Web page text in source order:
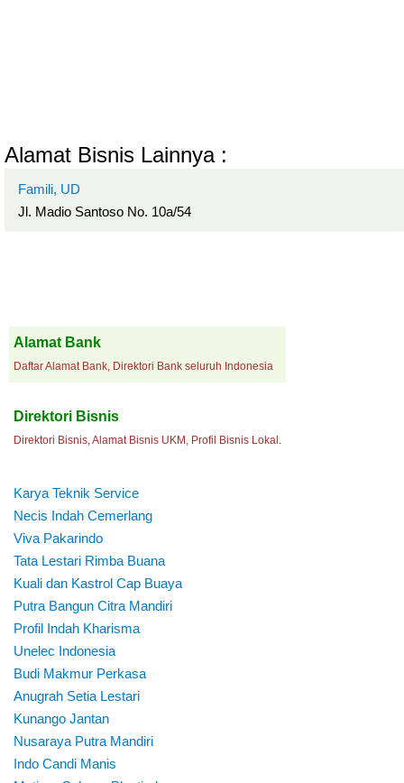
Alamat Bisnis Lainnya :
Famili, UD
Jl. Madio Santoso No. 10a/54
Alamat Bank
Daftar Alamat Bank, Direktori Bank seluruh Indonesia
Direktori Bisnis
Direktori Bisnis, Alamat Bisnis UKM, Profil Bisnis Lokal.
Karya Teknik Service
Necis Indah Cemerlang
Viva Pakarindo
Tata Lestari Rimba Buana
Kuali dan Kastrol Cap Buaya
Putra Bangun Citra Mandiri
Profil Indah Kharisma
Unelec Indonesia
Budi Makmur Perkasa
Anugrah Setia Lestari
Kunango Jantan
Nusaraya Putra Mandiri
Indo Candi Manis